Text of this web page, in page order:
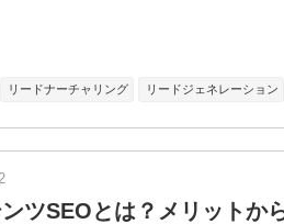
リードナーチャリング リードジェネレーション
ツSEOとは？メリットか